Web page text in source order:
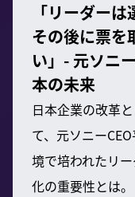
「リーダー
その後に票を
い」- 元ソニ
本の未来
日本企業の改革
て、元ソニー
境で培われたリ
化の重要性とは。